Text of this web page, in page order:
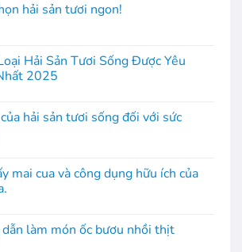
hải sản tươi ngon!
Hải Sản Tươi Sống Được Yêu
2025
hải sản tươi sống đối với sức
mai cua và công dụng hữu ích của
làm món ốc bươu nhồi thịt